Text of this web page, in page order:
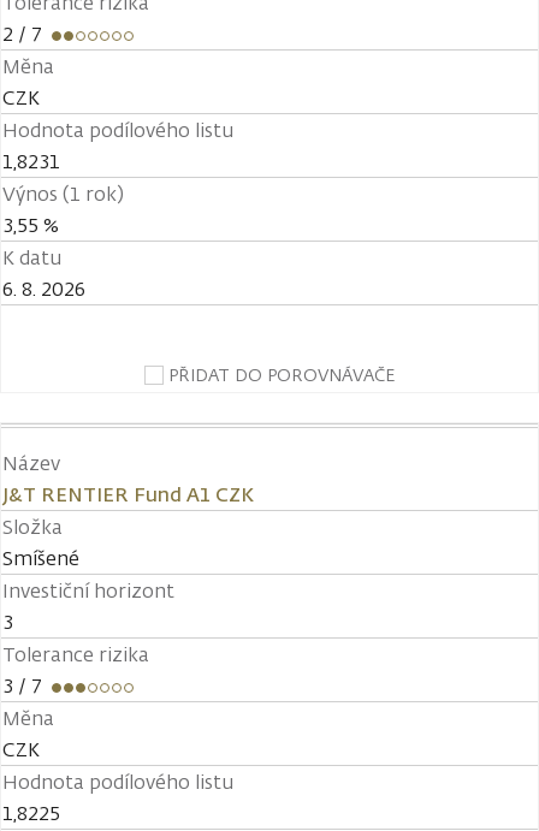
2 / 7
Měna
CZK
Hodnota podílového listu
1,8231
Výnos (1 rok)
3,55 %
K datu
6. 8. 2026
PŘIDAT DO POROVNÁVAČE
Název
J&T RENTIER Fund A1 CZK
Složka
Smíšené
Investiční horizont
3
Tolerance rizika
3 / 7
Měna
CZK
Hodnota podílového listu
1,8225